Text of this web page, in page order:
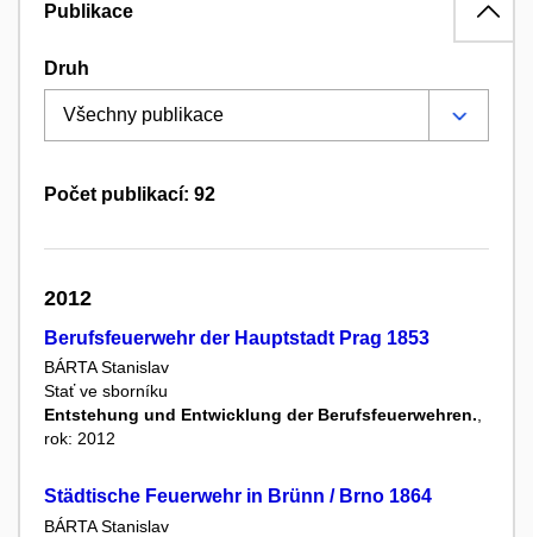
Publikace
Druh
Počet publikací: 92
2012
Berufsfeuerwehr der Hauptstadt Prag 1853
BÁRTA Stanislav
Stať ve sborníku
Entstehung und Entwicklung der Berufsfeuerwehren.,
rok: 2012
Städtische Feuerwehr in Brünn / Brno 1864
BÁRTA Stanislav